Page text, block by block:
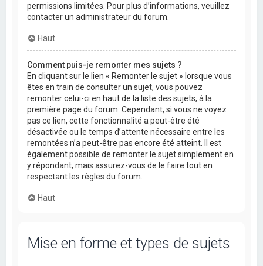
permissions limitées. Pour plus d’informations, veuillez
contacter un administrateur du forum.
Haut
Comment puis-je remonter mes sujets ?
En cliquant sur le lien « Remonter le sujet » lorsque vous
êtes en train de consulter un sujet, vous pouvez
remonter celui-ci en haut de la liste des sujets, à la
première page du forum. Cependant, si vous ne voyez
pas ce lien, cette fonctionnalité a peut-être été
désactivée ou le temps d’attente nécessaire entre les
remontées n’a peut-être pas encore été atteint. Il est
également possible de remonter le sujet simplement en
y répondant, mais assurez-vous de le faire tout en
respectant les règles du forum.
Haut
Mise en forme et types de sujets